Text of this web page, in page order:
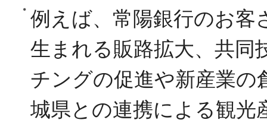
例えば、常陽銀行のお客
生まれる販路拡大、共同
チングの促進や新産業の
城県との連携による観光